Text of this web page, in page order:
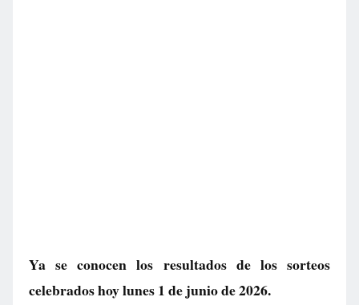
Ya se conocen los resultados de los sorteos
celebrados hoy lunes 1 de junio de 2026.